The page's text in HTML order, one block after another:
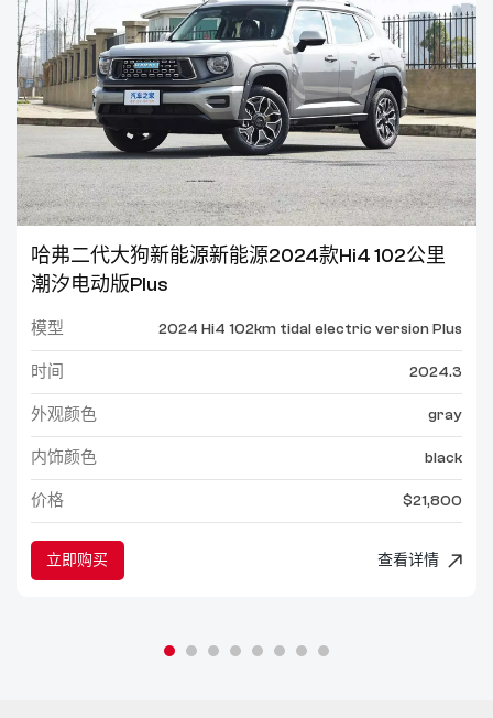
哈弗二代大狗新能源新能源2024款Hi4 102公里
潮汐电动版Plus
模型 2024 Hi4 102km tidal electric version Plus
时间 2024.3
外观颜色 gray
内饰颜色 black
价格 $21,800
立即购买 查看详情